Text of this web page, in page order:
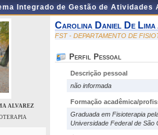
Integrado de Gestão de Atividades
ALVAREZ
Carolina Daniel De
FST - DEPARTAMENTO DE
Perfil Pessoal
Descrição pessoal
não informada
Formação acadêmica/
Graduada em Fisioterapia
Universidade Federal de São